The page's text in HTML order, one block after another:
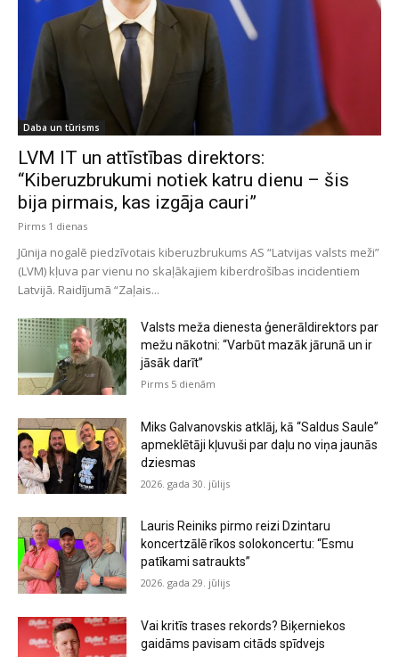
Daba un tūrisms
LVM IT un attīstības direktors:
“Kiberuzbrukumi notiek katru dienu – šis
bija pirmais, kas izgāja cauri”
Pirms 1 dienas
Jūnija nogalē piedzīvotais kiberuzbrukums AS “Latvijas valsts meži”
(LVM) kļuva par vienu no skaļākajiem kiberdrošības incidentiem
Latvijā. Raidījumā “Zaļais...
Valsts meža dienesta ģenerāldirektors par
mežu nākotni: “Varbūt mazāk jārunā un ir
jāsāk darīt”
Pirms 5 dienām
Miks Galvanovskis atklāj, kā “Saldus Saule”
apmeklētāji kļuvuši par daļu no viņa jaunās
dziesmas
2026. gada 30. jūlijs
Lauris Reiniks pirmo reizi Dzintaru
koncertzālē rīkos solokoncertu: “Esmu
patīkami satraukts”
2026. gada 29. jūlijs
Vai kritīs trases rekords? Biķerniekos
gaidāms pavisam citāds spīdvejs